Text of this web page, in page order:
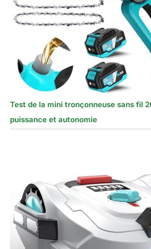
Test de la mini tronçonneuse sans fil
puissance et autonomie